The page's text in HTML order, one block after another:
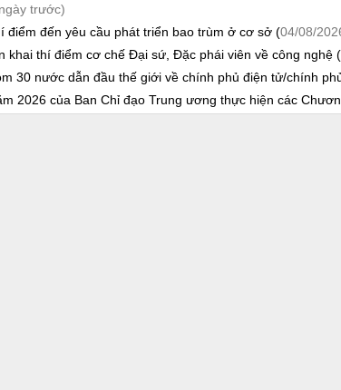
trước)
điểm đến yêu cầu phát triển bao trùm ở cơ sở (04/08/
khai thí điểm cơ chế Đại sứ, Đặc phái viên về công nghệ (
30 nước dẫn đầu thế giới về chính phủ điện tử/chính
2026 của Ban Chỉ đạo Trung ương thực hiện các